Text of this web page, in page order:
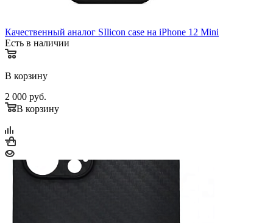
Качественный аналог SIlicon case на iPhone 12 Mini
Есть в наличии
В корзину
2 000 руб.
В корзину